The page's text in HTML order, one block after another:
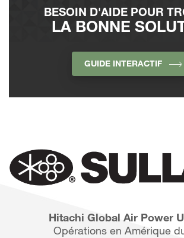
BESOIN D'AIDE POUR
LA BONNE
GUIDE INTERACTIF
Hitachi Global Air Power
Opérations en Amérique